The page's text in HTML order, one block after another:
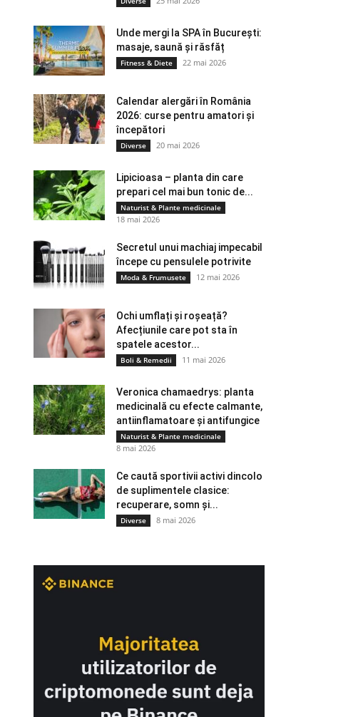
Unde mergi la SPA în București:
masaje, saună și răsfăț
Fitness & Diete 22 mai 2026
Calendar alergări în România
2026: curse pentru amatori și
începători
Diverse 20 mai 2026
Lipicioasa – planta din care
prepari cel mai bun tonic de...
Naturist & Plante medicinale
18 mai 2026
Secretul unui machiaj impecabil
începe cu pensulele potrivite
Moda & Frumusete 12 mai 2026
Ochi umflați și roșeață?
Afecțiunile care pot sta în
spatele acestor...
Boli & Remedii 11 mai 2026
Veronica chamaedrys: planta
medicinală cu efecte calmante,
antiinflamatoare și antifungice
Naturist & Plante medicinale
8 mai 2026
Ce caută sportivii activi dincolo
de suplimentele clasice:
recuperare, somn și...
Diverse 8 mai 2026